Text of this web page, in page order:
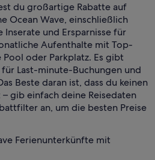
du großartige Rabatte auf
Ocean Wave, einschließlich
und Ersparnisse für
Aufenthalte mit Top-
oder Parkplatz. Es gibt
Last-minute-Buchungen und
Beste daran ist, dass du keinen
gib einfach deine Reisedaten
an, um die besten Preise
Ferienunterkünfte mit